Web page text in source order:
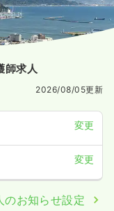
師求人
2026/08/05更新
変更
変更
のお知らせ設定